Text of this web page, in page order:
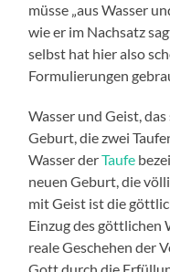
müsse „aus Wasser
wie er im Nachsatz
selbst hat hier also
Formulierungen
Wasser und Geist,
Geburt, die zwei
Wasser derTaufe
neuen Geburt, die
mit Geist ist die
Einzug des göttlichen
reale Geschehen der